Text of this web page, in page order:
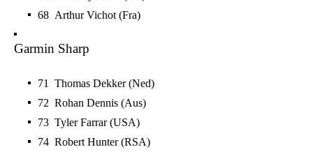
68 Arthur Vichot (Fra)
Garmin Sharp
71 Thomas Dekker (Ned)
72 Rohan Dennis (Aus)
73 Tyler Farrar (USA)
74 Robert Hunter (RSA)